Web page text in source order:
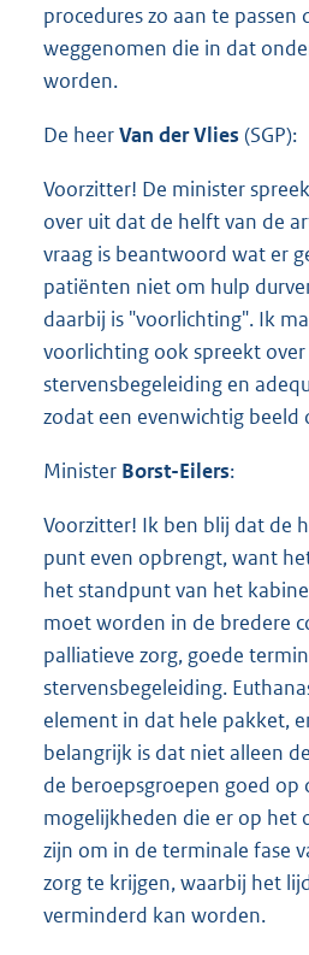
procedures zo aan te
weggenomen die in dat
worden.
De heerVan der Vlies (SGP):
Voorzitter! De minister
over uit dat de helft van de
vraag is beantwoord wat er
patiënten niet om hulp
daarbij is "voorlichting". Ik
voorlichting ook spreekt
stervensbegeleiding en
zodat een evenwichtig beeld
Minister Borst-Eilers:
Voorzitter! Ik ben blij dat de
punt even opbrengt, want
het standpunt van het
moet worden in de bredere
palliatieve zorg, goede
stervensbegeleiding.
element in dat hele pakket,
belangrijk is dat niet alleen
de beroepsgroepen goed op
mogelijkheden die er op het
zijn om in de terminale fase
zorg te krijgen, waarbij het
verminderd kan worden.